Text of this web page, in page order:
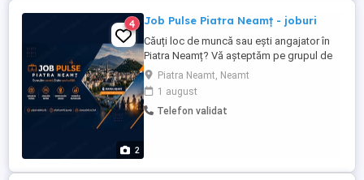
2
4 Job Pulse Piatra Neamț - joburi
Căuți loc de muncă sau ești angajator în
Piatra Neamț? Vă așteptăm pe grupul de
Facebook Job Pulse Piatra Neamț . La noi
în comunitate toleranța pentru spam sau
țepe este 0! Toate anunțurile sunt
verificate și conțin obligatoriu interval
Piatra Neamt, Neamt
1 august
Telefon validat